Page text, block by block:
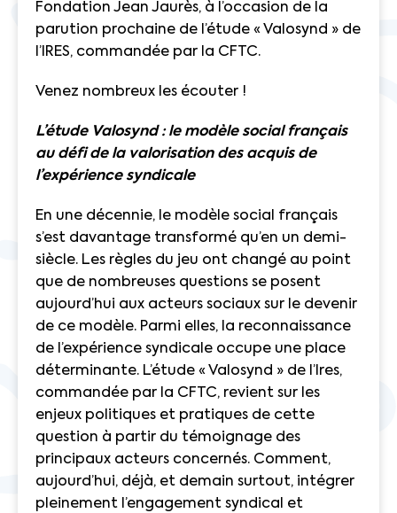
Fondation Jean Jaurès, à l’occasion de la
parution prochaine de l’étude « Valosynd » de
l’IRES, commandée par la CFTC.
Venez nombreux les écouter !
L’étude Valosynd : le modèle social français
au défi de la valorisation des acquis de
l’expérience syndicale
En une décennie, le modèle social français
s’est davantage transformé qu’en un demi-
siècle. Les règles du jeu ont changé au point
que de nombreuses questions se posent
aujourd’hui aux acteurs sociaux sur le devenir
de ce modèle. Parmi elles, la reconnaissance
de l’expérience syndicale occupe une place
déterminante. L’étude « Valosynd » de l’Ires,
commandée par la CFTC, revient sur les
enjeux politiques et pratiques de cette
question à partir du témoignage des
principaux acteurs concernés. Comment,
aujourd’hui, déjà, et demain surtout, intégrer
pleinement l’engagement syndical et